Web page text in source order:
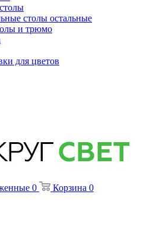
столы остальные
и трюмо
для цветов
0 Корзина 0